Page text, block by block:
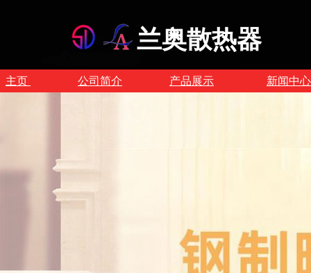
兰奥散热器
主页 公司简介 产品展示 新闻中心